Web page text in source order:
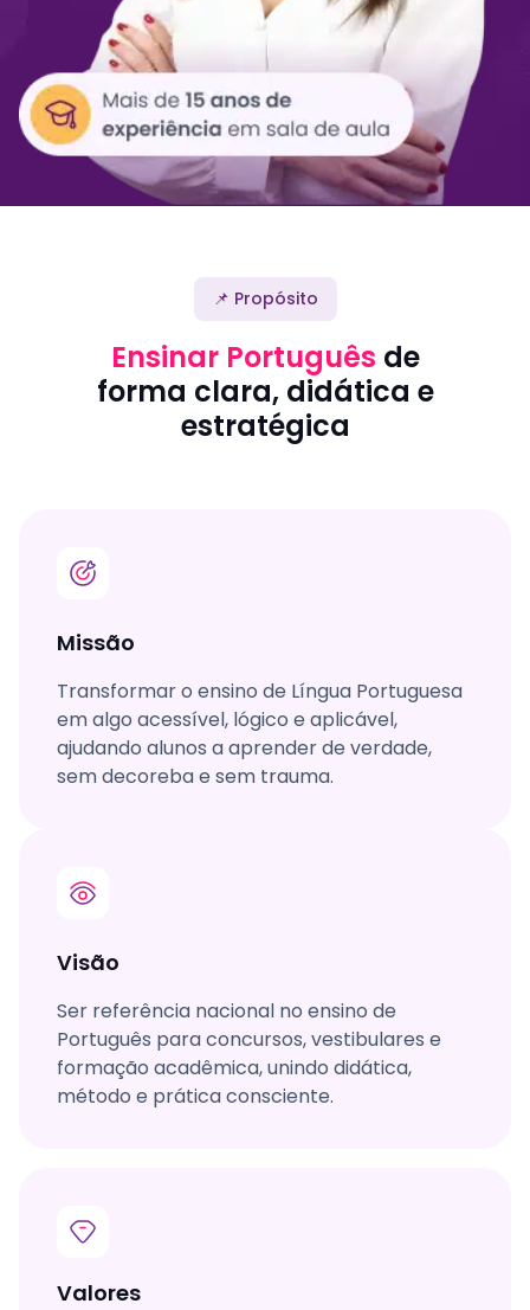
📌 Propósito
Ensinar Português de
forma clara, didática e
estratégica
Missão
Transformar o ensino de Língua Portuguesa
em algo acessível, lógico e aplicável,
ajudando alunos a aprender de verdade,
sem decoreba e sem trauma.
Visão
Ser referência nacional no ensino de
Português para concursos, vestibulares e
formação acadêmica, unindo didática,
método e prática consciente.
Valores